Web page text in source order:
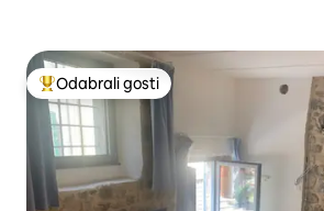
Među najviše rangiranima s oznakom
Odabrali gosti